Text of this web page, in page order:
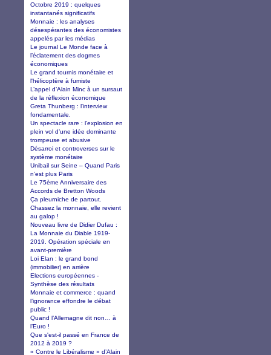
Octobre 2019 : quelques
instantanés significatifs
Monnaie : les analyses
désespérantes des économistes
appelés par les médias
Le journal Le Monde face à
l’éclatement des dogmes
économiques
Le grand tournis monétaire et
l'hélicoptère à fumiste
L’appel d’Alain Minc à un sursaut
de la réflexion économique
Greta Thunberg : l'interview
fondamentale.
Un spectacle rare : l’explosion en
plein vol d’une idée dominante
trompeuse et abusive
Désarroi et controverses sur le
système monétaire
Unibail sur Seine – Quand Paris
n’est plus Paris
Le 75ème Anniversaire des
Accords de Bretton Woods
Ça pleurniche de partout.
Chassez la monnaie, elle revient
au galop !
Nouveau livre de Didier Dufau :
La Monnaie du Diable 1919-
2019. Opération spéciale en
avant-première
Loi Elan : le grand bond
(immobilier) en arrière
Elections européennes -
Synthèse des résultats
Monnaie et commerce : quand
l’ignorance effondre le débat
public !
Quand l’Allemagne dit non… à
l’Euro !
Que s'est-il passé en France de
2012 à 2019 ?
« Contre le Libéralisme » d’Alain